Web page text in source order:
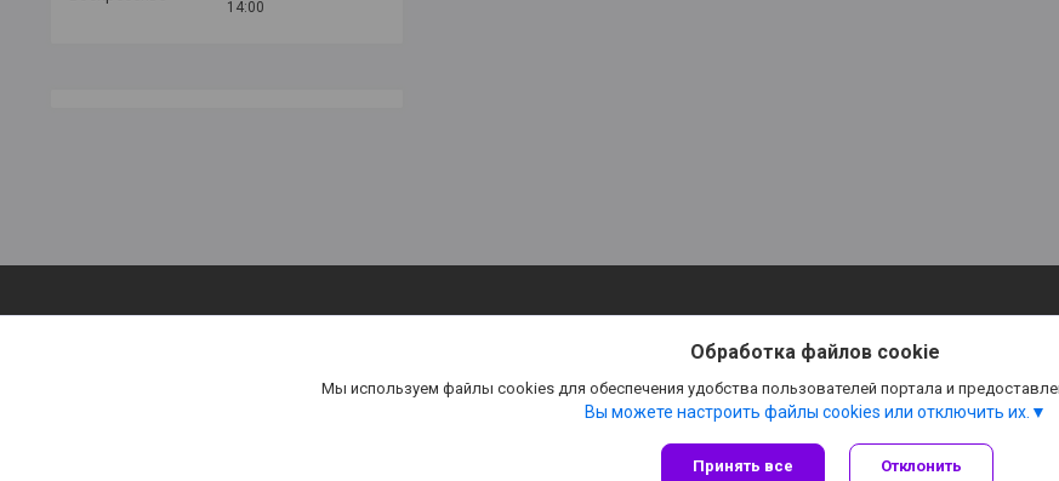
14:00
Сайт создан на платформе Deal.by
Обработка файлов cookie
Мы используем файлы cookies для обеспечения удобства пользователей портала и
Вы можете настроить файлы cookies или отключить их.
Принять все Отклонить